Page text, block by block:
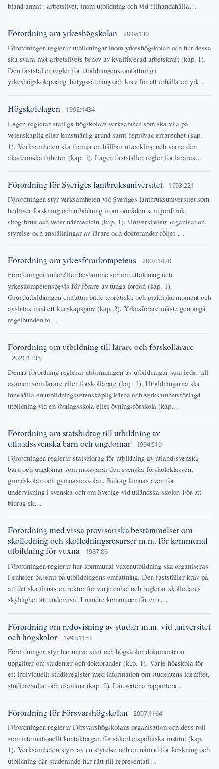
bland annat i arbetslivet, inom utbildning och vid tillhandahålla…
Förordning om yrkeshögskolan 2009:130
Förordningen reglerar utbildningar inom yrkeshögskolan och hur dessa
ska svara mot arbetslivets behov av kvalificerad arbetskraft (kap. 1).
Den fastställer regler för utbildningens omfattning i
yrkeshögskolepoäng, betygssättning och krav för att erhålla en yrk…
Högskolelagen 1992:1434
Lagen reglerar statliga högskolors verksamhet som ska vila på
vetenskaplig eller konstnärlig grund samt beprövad erfarenhet (kap.
1). Verksamheten ska främja en hållbar utveckling och värna den
akademiska friheten (kap. 1). Lagen fastställer regler för lärares…
Förordning för Sveriges lantbruksuniversitet 1993:221
Förordningen styr verksamheten vid Sveriges lantbruksuniversitet som
bedriver forskning och utbildning inom områden som jordbruk,
skogsbruk och veterinärmedicin (kap. 1). Universitetets organisation,
styrelse och anställningar av lärare och doktorander följer …
Förordning om yrkesförarkompetens 2007:1470
Förordningen innehåller bestämmelser om utbildning och
yrkeskompetensbevis för förare av tunga fordon (kap. 1).
Grundutbildningen omfattar både teoretiska och praktiska moment och
avslutas med ett kunskapsprov (kap. 2). Yrkesförare måste genomgå
regelbunden fo…
Förordning om utbildning till lärare och förskollärare
2021:1335
Denna förordning reglerar utformningen av utbildningar som leder till
examen som lärare eller förskollärare (kap. 1). Utbildningarna ska
innehålla en utbildningsvetenskaplig kärna och verksamhetsförlagd
utbildning vid en övningsskola eller övningsförskola (kap…
Förordning om statsbidrag till utbildning av
utlandssvenska barn och ungdomar
1994:519
Förordningen reglerar statsbidrag för utbildning av utlandssvenska
barn och ungdomar som motsvarar den svenska förskoleklassen,
grundskolan och gymnasieskolan. Bidrag lämnas även för
undervisning i svenska och om Sverige vid utländska skolor. För att
bidrag sk…
Förordning med vissa provisoriska bestämmelser om
skolledning och skolledningsresurser m.m. för kommunal
utbildning för vuxna
1987:86
Förordningen reglerar hur kommunal vuxenutbildning ska organiseras
i enheter baserat på utbildningens omfattning. Den fastställer krav på
att det ska finnas en rektor för varje enhet och reglerar skolledares
skyldighet att undervisa. I mindre kommuner får en r…
Förordning om redovisning av studier m.m. vid universitet
och högskolor
1993:1153
Förordningen styr hur universitet och högskolor dokumenterar
uppgifter om studenter och doktorander (kap. 1). Varje högskola för
ett individuellt studieregister med information om studentens identitet,
studieresultat och examina (kap. 2). Lärosätena rapportera…
Förordning för Försvarshögskolan 2007:1164
Förordningen reglerar Försvarshögskolans organisation och dess roll
som internationellt kontaktorgan för säkerhetspolitiska institut (kap.
1). Verksamheten styrs av en styrelse och en nämnd för forskning och
utbildning där studerande har rätt till representati…